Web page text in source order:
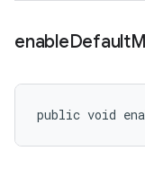
enableDefault
public void